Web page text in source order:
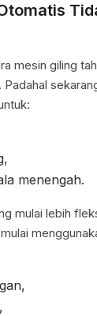
mesin giling
menengah.
mulai lebih